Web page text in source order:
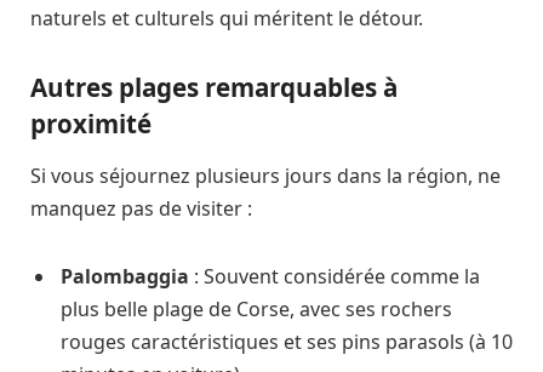
naturels et culturels qui méritent le détour.
Autres plages remarquables à
proximité
Si vous séjournez plusieurs jours dans la région, ne
manquez pas de visiter :
Palombaggia : Souvent considérée comme la
plus belle plage de Corse, avec ses rochers
rouges caractéristiques et ses pins parasols (à 10